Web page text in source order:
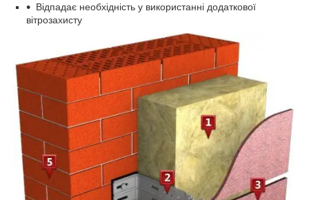
Відпадає необхідність у використанні додаткової
вітрозахисту